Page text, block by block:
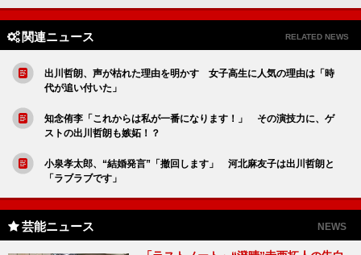
関連ニュース RELATED NEWS
出川哲朗、声が枯れた理由を明かす 女子高生に人気の理由は「時
代が追い付いた」
知念侑李「これからは私が一番になります！」 その演技力に、ゲ
ストの出川哲朗も嫉妬！？
小泉孝太郎、“結婚発言”「撤回します」 河北麻友子は出川哲朗と
「ラブラブです」
芸能ニュース NEWS